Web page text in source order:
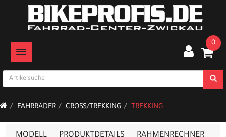
TOGGLE NAVIGATION
0
FAHRRÄDER CROSS/TREKKING TREKKING